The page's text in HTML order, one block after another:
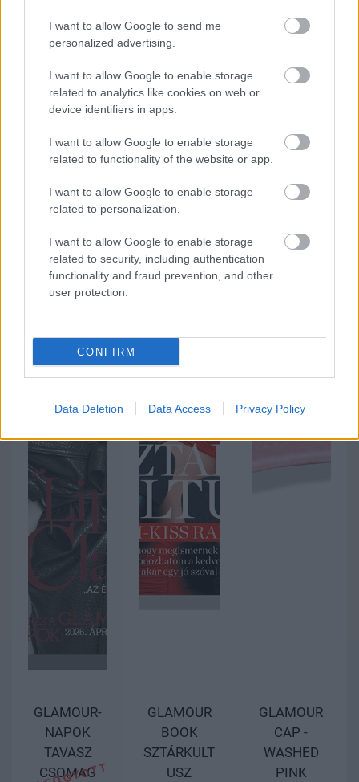
I want to allow Google to send me
personalized advertising.
I want to allow Google to enable storage
related to analytics like cookies on web or
device identifiers in apps.
I want to allow Google to enable storage
related to functionality of the website or app.
I want to allow Google to enable storage
related to personalization.
I want to allow Google to enable storage
related to security, including authentication
functionality and fraud prevention, and other
user protection.
CONFIRM
Data Deletion Data Access Privacy Policy
GLAMOUR-
NAPOK
TAVASZ
CSOMAG
GLAMOUR
BOOK
SZTÁRKULT
USZ
GLAMOUR
CAP -
WASHED
PINK